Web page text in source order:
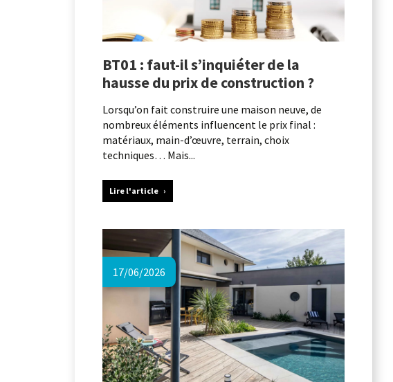
BT01 : faut-il s’inquiéter de la
hausse du prix de construction ?
Lorsqu’on fait construire une maison neuve, de
nombreux éléments influencent le prix final :
matériaux, main-d’œuvre, terrain, choix
techniques… Mais...
Lire l'article
17/06/2026